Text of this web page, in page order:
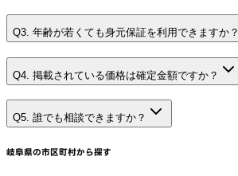
Q3. 年齢が若くても身元保証を利用できますか？
Q4. 掲載されている価格は確定金額ですか？
Q5. 誰でも相談できますか？
岐阜県の市区町村から探す